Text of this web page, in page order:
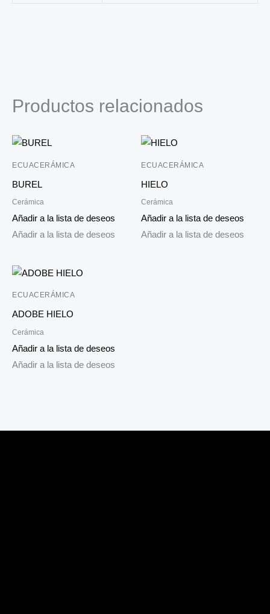
Productos relacionados
ECUACERÁMICA
BUREL
Cerámica
Añadir a la lista de deseos
Añadir a la lista de deseos
ECUACERÁMICA
HIELO
Cerámica
Añadir a la lista de deseos
Añadir a la lista de deseos
ECUACERÁMICA
ADOBE HIELO
Cerámica
Añadir a la lista de deseos
Añadir a la lista de deseos